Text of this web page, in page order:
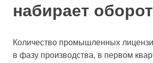
набирает
Количество промышленных
в фазу производства, в первом